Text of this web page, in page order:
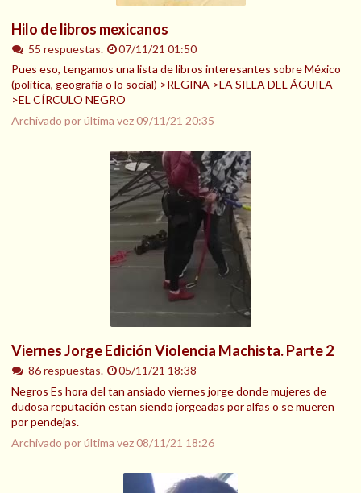
Hilo de libros mexicanos
55 respuestas.
07/11/21 01:50
Pues eso, tengamos una lista de libros interesantes sobre México
(política, geografía o lo social) >REGINA >LA SILLA DEL ÁGUILA
>EL CÍRCULO NEGRO
Archivado por última vez09/11/21 20:35
Viernes Jorge Edición Violencia Machista. Parte 2
86 respuestas.
05/11/21 18:38
Negros Es hora del tan ansiado viernes jorge donde mujeres de
dudosa reputación estan siendo jorgeadas por alfas o se mueren
por pendejas.
Archivado por última vez08/11/21 18:26